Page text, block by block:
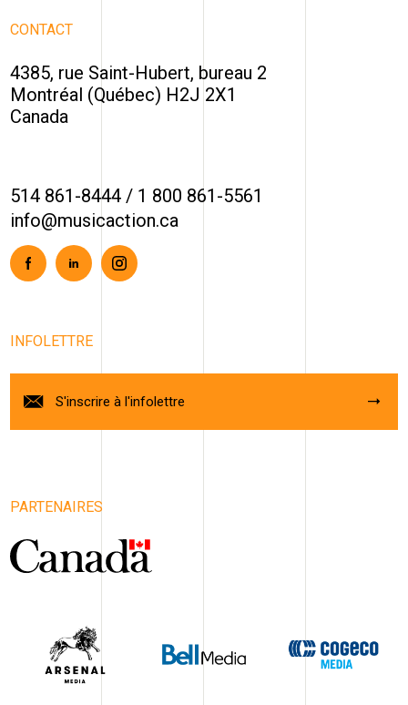
CONTACT
4385, rue Saint-Hubert, bureau 2
Montréal (Québec) H2J 2X1
Canada
514 861-8444 / 1 800 861-5561
info@musicaction.ca
FacebookLinkedinInstagram
INFOLETTRE
S'inscrire à l'infolettre
PARTENAIRES